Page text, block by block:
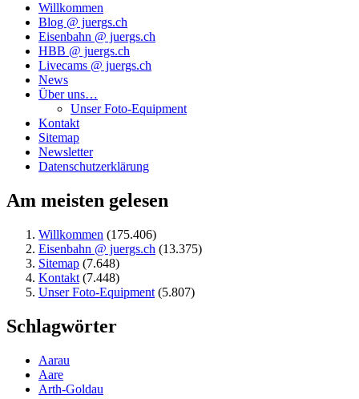
Willkommen
Blog @ juergs.ch
Eisenbahn @ juergs.ch
HBB @ juergs.ch
Livecams @ juergs.ch
News
Über uns…
Unser Foto-Equipment
Kontakt
Sitemap
Newsletter
Datenschutzerklärung
Am meisten gelesen
Willkommen (175.406)
Eisenbahn @ juergs.ch (13.375)
Sitemap (7.648)
Kontakt (7.448)
Unser Foto-Equipment (5.807)
Schlagwörter
Aarau
Aare
Arth-Goldau